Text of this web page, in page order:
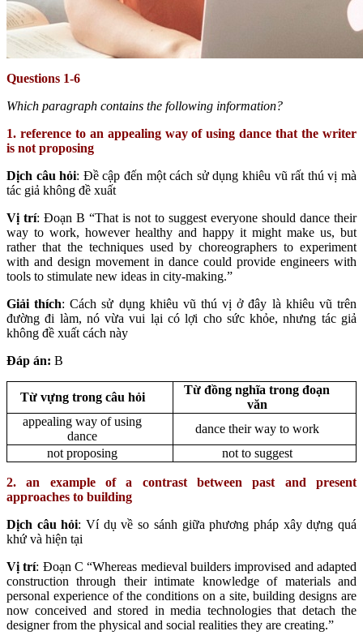
Questions 1-6
Which paragraph contains the following information?
1. reference to an appealing way of using dance that the writer
is not proposing
Dịch câu hỏi: Đề cập đến một cách sử dụng khiêu vũ rất thú vị mà
tác giả không đề xuất
Vị trí: Đoạn B “That is not to suggest everyone should dance their
way to work, however healthy and happy it might make us, but
rather that the techniques used by choreographers to experiment
with and design movement in dance could provide engineers with
tools to stimulate new ideas in city-making.”
Giải thích: Cách sử dụng khiêu vũ thú vị ở đây là khiêu vũ trên
đường đi làm, nó vừa vui lại có lợi cho sức khỏe, nhưng tác giả
không đề xuất cách này
Đáp án: B
Từ vựng trong câu hỏi
Từ đồng nghĩa trong đoạn
văn
appealing way of using
dance
dance their way to work
not proposing
not to suggest
2. an example of a contrast between past and present
approaches to building
Dịch câu hỏi: Ví dụ về so sánh giữa phương pháp xây dựng quá
khứ và hiện tại
Vị trí: Đoạn C “Whereas medieval builders improvised and adapted
construction through their intimate knowledge of materials and
personal experience of the conditions on a site, building designs are
now conceived and stored in media technologies that detach the
designer from the physical and social realities they are creating.”